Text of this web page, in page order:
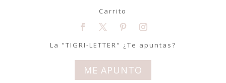
Carrito
La "TIGRI-LETTER" ¿Te apuntas?
ME APUNTO